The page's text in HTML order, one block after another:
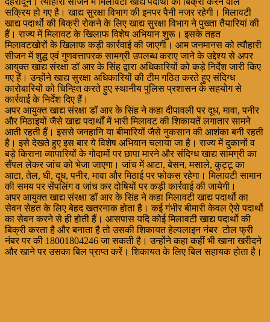
सक्रिय हो गए है। खाद्य सुरक्षा विभाग की इनपर पैनी नजर रहेगी। मिलावटी
खाद्य पदार्थो की बिक्री रोकने के लिए खाद्य सुरक्षा विभाग ने पुख्ता तैयारियां की
हैं। राज्य में मिलावट के खिलाफ विशेष अभियान शुरू। इसके तहत
मिलावटखोरों के खिलाफ कड़ी कार्रवाई की जाएगी। आम जनमानस को त्यौहारी
सीजन में शुद्ध एवं गुणवत्तापरक सामग्री उपलब्ध कराए जाने के उद्देश्य से अपर
आयुक्त खाद्य संरक्षा डॉ आर के सिंह द्वारा अधिकारियों को कड़े निर्देश जारी किए
गए हैं। उन्होंने खाद्य सुरक्षा अधिकारियों की टीम गठित करते हुए संदिग्ध
कारोबारियों को चिन्हित करते हुए स्थानीय पुलिस प्रशासन के सहयोग से
कार्रवाई के निर्देश दिए हैं।
अपर आयुक्त खाद्य संरक्षा डॉ आर के सिंह ने कहा दीपावली पर दूध, मावा, पनीर
और मिठाइयों जैसे खाद्य पदार्थों में भारी मिलावट की शिकायतें लगातार सामने
आती रहती हैं। इससे जनहानि या बीमारियों जैसे नुकसान की आशंका बनी रहती
है। इसे देखते हुए इस बार ये विशेष अभियान चलाया जा है। राज्य में दुकानों व
बड़े किराना व्यापारियों के गोदामों पर छापा मारने और संदिग्ध खाद्य सामग्री का
सैंपल लेकर जांच को भेजा जाएगा। जांच में आटा, बेसन, मसाले, कुट्टू का
आटा, तेल, घी, दूध, पनीर, मावा और मिठाई पर फोकस रहेगा। मिलावटी सामान
की समय पर सेंपलिंग व जांच कर दोषियों पर कड़ी कार्रवाई की जायेगी।
अपर आयुक्त खाद्य संरक्षा डॉ आर के सिंह ने कहा मिलावटी खाद्य पदार्थो का
सेवन सेहत के लिए बेहद खतरनाक होता है। कई गंभीर बीमारी केवल ऐसे पदार्थो
का सेवन करने से ही होती हैं। आसपास यदि कोई मिलावटी खाद्य पदार्थो की
बिक्री करता है और बनाता है तो उसकी शिकायत हेल्पलाइन नंबर टोल फ्री
नंबर पर की 18001804246 जा सकती है। उन्होंने कहा कहीं भी खाना खरीदने
और खाने पर उसका बिल प्राप्त करें। शिकायत के लिए बिल सहायक होता है।